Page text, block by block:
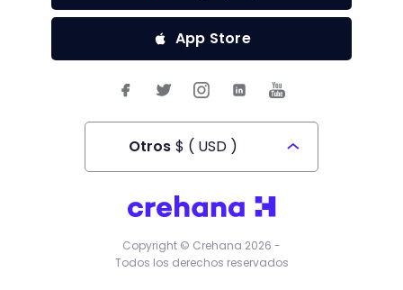
App Store
Otros $ ( USD )
Todos los derechos reservados